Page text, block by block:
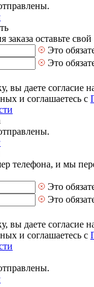
заказа оставьте
Это
Это
вы даете согласие
и соглашаетесь с
телефона, и мы
Это
Это
вы даете согласие
и соглашаетесь с